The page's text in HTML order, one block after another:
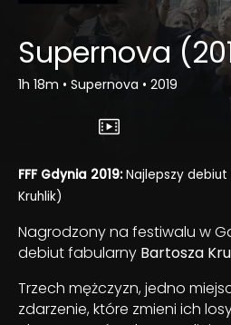
Supernova
1h 18m • Supernova • 2019
FFF Gdynia 2019: Najlepszy
Kruhlik)
Nagrodzony na festiwalu w
debiut fabularny Bartosza
Trzech mężczyzn, jedno
zdarzenie, które zmieni ich